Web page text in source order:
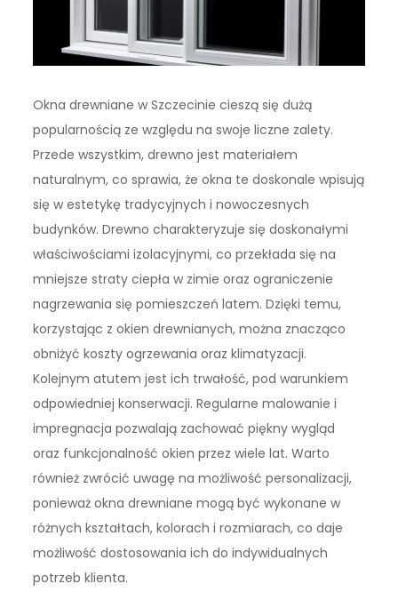
Okna drewniane w Szczecinie cieszą się dużą
popularnością ze względu na swoje liczne zalety.
Przede wszystkim, drewno jest materiałem
naturalnym, co sprawia, że okna te doskonale wpisują
się w estetykę tradycyjnych i nowoczesnych
budynków. Drewno charakteryzuje się doskonałymi
właściwościami izolacyjnymi, co przekłada się na
mniejsze straty ciepła w zimie oraz ograniczenie
nagrzewania się pomieszczeń latem. Dzięki temu,
korzystając z okien drewnianych, można znacząco
obniżyć koszty ogrzewania oraz klimatyzacji.
Kolejnym atutem jest ich trwałość, pod warunkiem
odpowiedniej konserwacji. Regularne malowanie i
impregnacja pozwalają zachować piękny wygląd
oraz funkcjonalność okien przez wiele lat. Warto
również zwrócić uwagę na możliwość personalizacji,
ponieważ okna drewniane mogą być wykonane w
różnych kształtach, kolorach i rozmiarach, co daje
możliwość dostosowania ich do indywidualnych
potrzeb klienta.